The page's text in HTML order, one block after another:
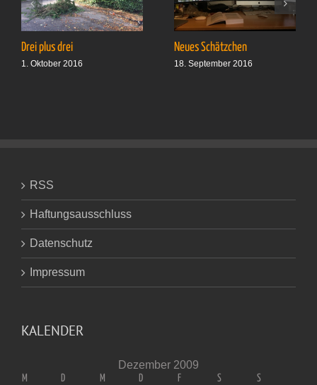
Drei plus drei
1. Oktober 2016
Neues Schätzchen
18. September 2016
RSS
Haftungsausschluss
Datenschutz
Impressum
KALENDER
Dezember 2009
M D M D F S S